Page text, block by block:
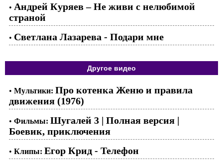
• Андрей Куряев – Не живи с нелюбимой
страной
• Светлана Лазарева - Подари мне
Другое видео
• Мультики: Про котенка Женю и правила
движения (1976)
• Фильмы: Шугалей 3 | Полная версия |
Боевик, приключения
• Клипы: Егор Крид - Телефон